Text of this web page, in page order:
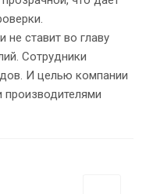
ставит во главу
Сотрудники
И целью компании
производителями